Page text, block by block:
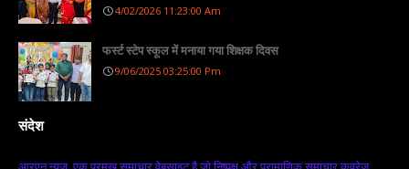
4/02/2026 11:23:00 Am
फर्स्ट स्टेप स्कूल में मनाया गया शिक्षक दिवस
9/06/2025 03:25:00 Pm
संदेश